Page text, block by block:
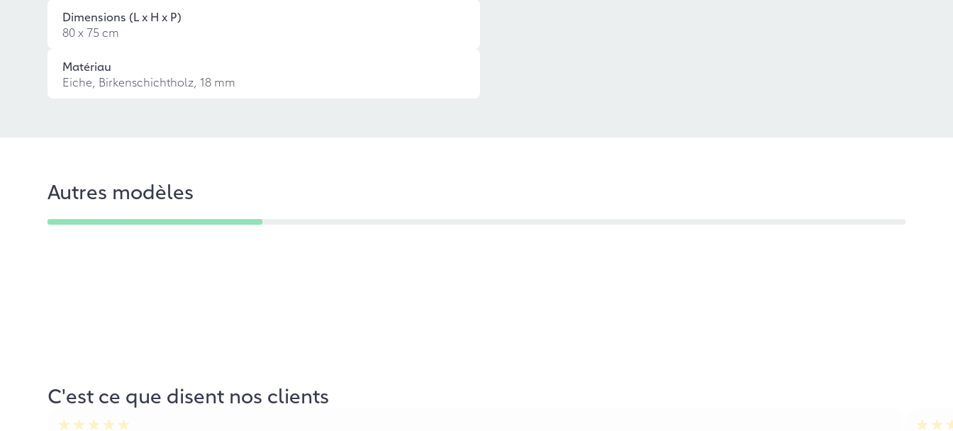
Dimensions (L x H x P)
80 x 75 cm
Matériau
Eiche, Birkenschichtholz, 18 mm
Autres modèles
C'est ce que disent nos clients